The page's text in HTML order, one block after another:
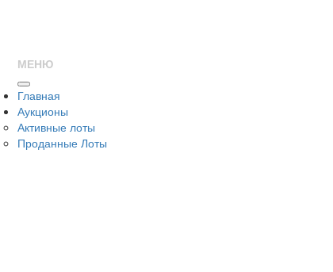
МЕНЮ
Главная
Аукционы
Активные лоты
Проданные Лоты